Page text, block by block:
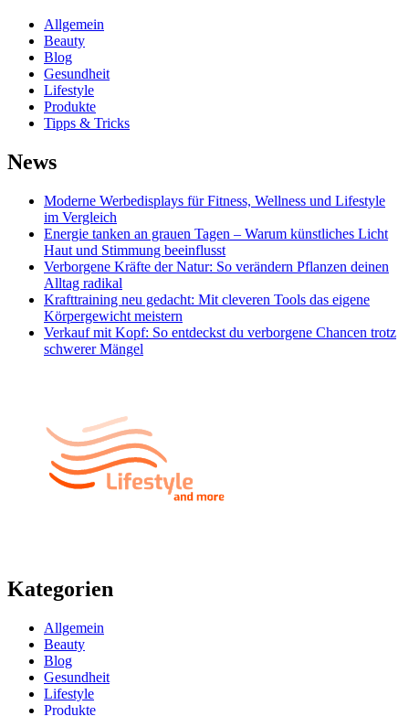
Allgemein
Beauty
Blog
Gesundheit
Lifestyle
Produkte
Tipps & Tricks
News
Moderne Werbedisplays für Fitness, Wellness und Lifestyle
im Vergleich
Energie tanken an grauen Tagen – Warum künstliches Licht
Haut und Stimmung beeinflusst
Verborgene Kräfte der Natur: So verändern Pflanzen deinen
Alltag radikal
Krafttraining neu gedacht: Mit cleveren Tools das eigene
Körpergewicht meistern
Verkauf mit Kopf: So entdeckst du verborgene Chancen trotz
schwerer Mängel
Kategorien
Allgemein
Beauty
Blog
Gesundheit
Lifestyle
Produkte